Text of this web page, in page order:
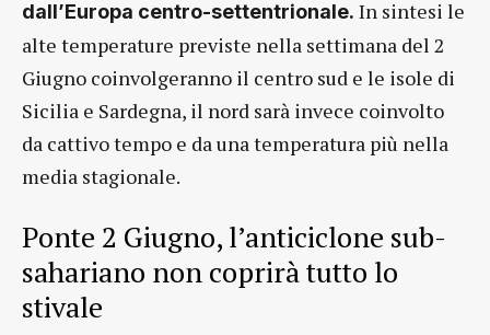
dall’Europa centro-settentrionale. In sintesi le
alte temperature previste nella settimana del 2
Giugno coinvolgeranno il centro sud e le isole di
Sicilia e Sardegna, il nord sarà invece coinvolto
da cattivo tempo e da una temperatura più nella
media stagionale.
Ponte 2 Giugno, l’anticiclone sub-
sahariano non coprirà tutto lo
stivale